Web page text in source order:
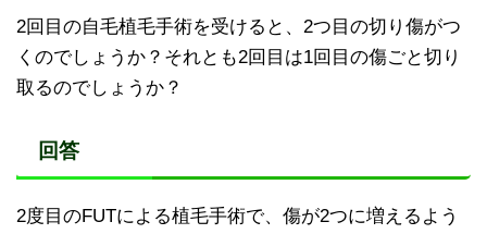
2回目の自毛植毛手術を受けると、2つ目の切り傷がつ
くのでしょうか？それとも2回目は1回目の傷ごと切り
取るのでしょうか？
回答
2度目のFUTによる植毛手術で、傷が2つに増えるよう